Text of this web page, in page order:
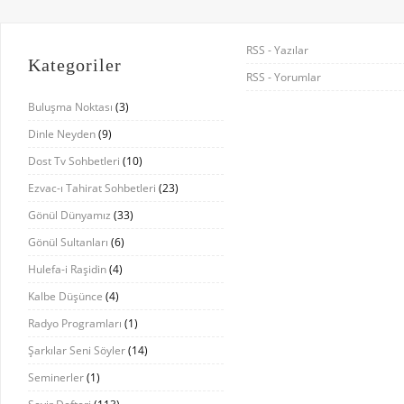
Kategoriler
Buluşma Noktası (3)
Dinle Neyden(9)
Dost Tv Sohbetleri (10)
Ezvac-ı Tahirat Sohbetleri (23)
Gönül Dünyamız (33)
Gönül Sultanları (6)
Hulefa-i Raşidin(4)
Kalbe Düşünce (4)
Radyo Programları (1)
Şarkılar Seni Söyler(14)
Seminerler(1)
RSS - Yazılar
RSS - Yorumlar